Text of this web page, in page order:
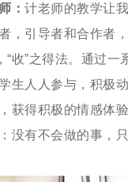
：计老师的教学让
，引导者和合作者
“收”之得法。通过一
生人人参与，积极
获得积极的情感体验
：没有不会做的事，